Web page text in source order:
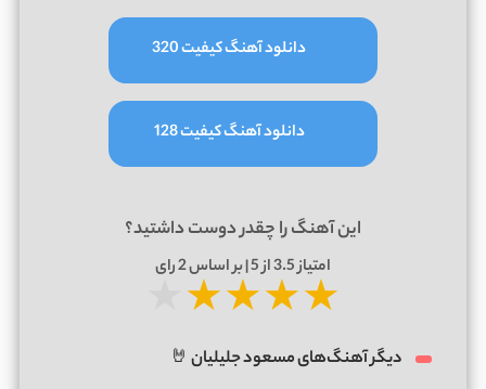
دانلود آهنگ کیفیت 320
دانلود آهنگ کیفیت 128
این آهنگ را چقدر دوست داشتید؟
امتیاز3.5از 5 | بر اساس 2رای
★★★★
دیگر آهنگ‌های مسعود جلیلیان 🤘